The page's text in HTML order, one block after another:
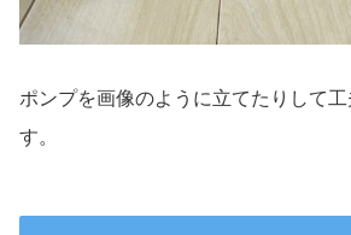
ポンプを画像のように立てたりして
す。